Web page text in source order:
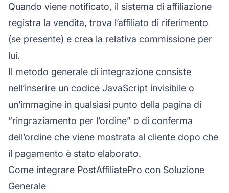
Quando viene notificato, il sistema di affiliazione
registra la vendita, trova l’affiliato di riferimento
(se presente) e crea la relativa commissione per
lui.
Il metodo generale di integrazione consiste
nell’inserire un codice JavaScript invisibile o
un’immagine in qualsiasi punto della pagina di
“ringraziamento per l’ordine” o di conferma
dell’ordine che viene mostrata al cliente dopo che
il pagamento è stato elaborato.
Come integrare PostAffiliatePro con Soluzione
Generale